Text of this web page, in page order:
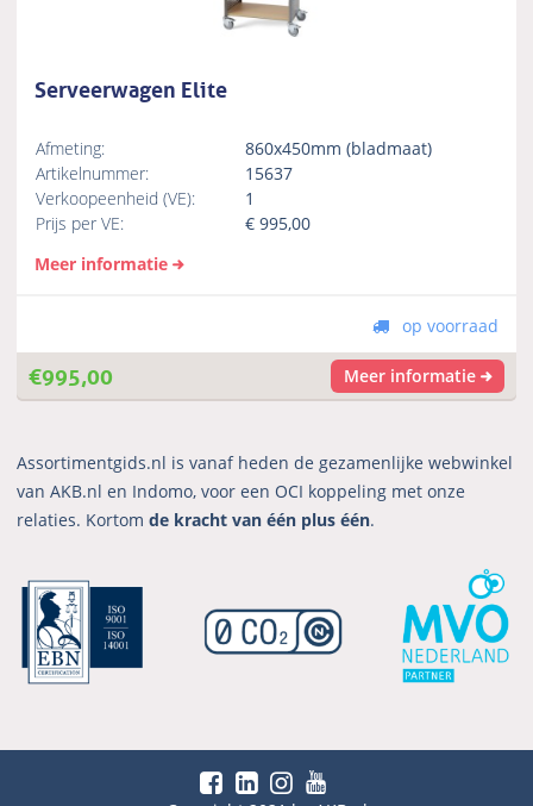
Serveerwagen Elite
Afmeting:
860x450mm (bladmaat)
Artikelnummer:
15637
Verkoopeenheid (VE):
1
Prijs per VE:
€995,00
Meer informatie
op voorraad
€995,00 Meer informatie
Assortimentgids.nl is vanaf heden de gezamenlijke webwinkel
van AKB.nl en Indomo, voor een OCI koppeling met onze
relaties. Kortomde kracht van één plus één.